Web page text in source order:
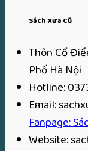
Sách Xưa Cũ
Thôn Cổ
Phố Hà Nội
Hotline:
Email:
Fanpage:
Website: